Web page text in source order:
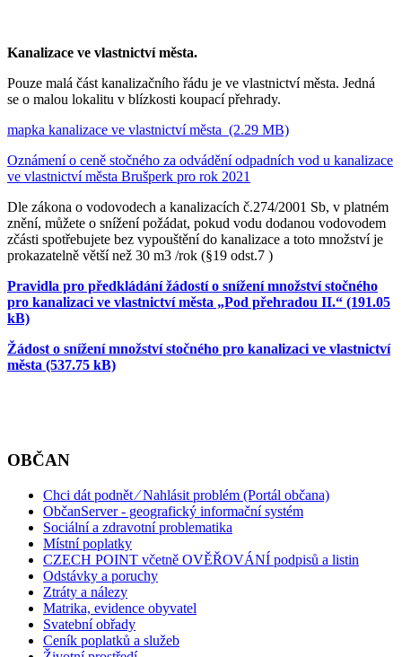
Kanalizace ve vlastnictví města.
Pouze malá část kanalizačního řádu je ve vlastnictví města. Jedná
se o malou lokalitu v blízkosti koupací přehrady.
mapka kanalizace ve vlastnictví města (2.29 MB)
Oznámení o ceně stočného za odvádění odpadních vod u kanalizace
ve vlastnictví města Brušperk pro rok 2021
Dle zákona o vodovodech a kanalizacích č.274/2001 Sb, v platném
znění, můžete o snížení požádat, pokud vodu dodanou vodovodem
zčásti spotřebujete bez vypouštění do kanalizace a toto množství je
prokazatelně větší než 30 m3 /rok (§19 odst.7 )
Pravidla pro předkládání žádostí o snížení množství stočného
pro kanalizaci ve vlastnictví města „Pod přehradou II.“ (191.05
kB)
Žádost o snížení množství stočného pro kanalizaci ve vlastnictví
města (537.75 kB)
OBČAN
Chci dát podnět ⁄ Nahlásit problém (Portál občana)
ObčanServer - geografický informační systém
Sociální a zdravotní problematika
Místní poplatky
CZECH POINT včetně OVĚŘOVÁNÍ podpisů a listin
Odstávky a poruchy
Ztráty a nálezy
Matrika, evidence obyvatel
Svatební obřady
Ceník poplatků a služeb